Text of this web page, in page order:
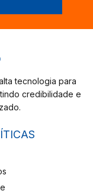
tecnologia para
credibilidade e